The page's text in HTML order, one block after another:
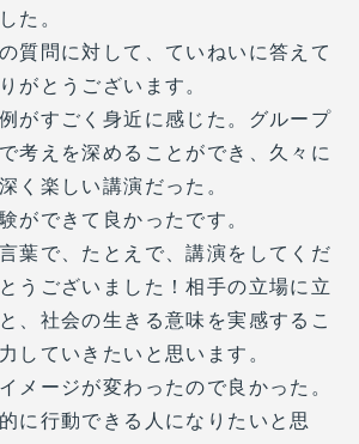
た。
質問に対して、ていねいに答えて
がとうございます。
がすごく身近に感じた。グループ
考えを深めることができ、久々に
く楽しい講演だった。
ができて良かったです。
葉で、たとえで、講演をしてくだ
うございました！相手の立場に立
、社会の生きる意味を実感するこ
していきたいと思います。
メージが変わったので良かった。
に行動できる人になりたいと思